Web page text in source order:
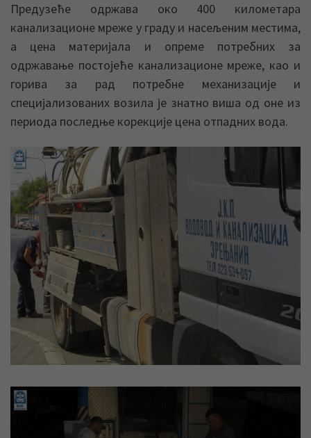
Предузеће одржава око 400 километара
канализационе мреже у граду и насељеним местима,
а цена материјала и опреме потребних за
одржавање постојеће канализационе мреже, као и
горива за рад потребне механизације и
специјализованих возила је знатно виша од оне из
периода последње корекције цена отпадних вода.